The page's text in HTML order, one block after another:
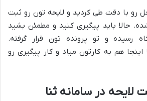
رو با دقت طی کردید و لایحه تون رو ثبت
حالا باید پیگیری کنید و مطمئن بشید
رسیده و تو پرونده تون قرار گرفته.
اینجا هم به کارتون میاد و کار پیگیری رو
در سامانه ثنا